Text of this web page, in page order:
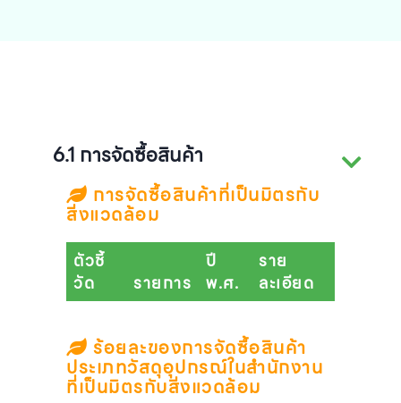
6.1 การจัดซื้อสินค้า
การจัดซื้อสินค้าที่เป็นมิตรกับ
สิ่งแวดล้อม
ตัวชี้
วัด
รายการ
ปี
พ.ศ.
ราย
ละเอียด
ร้อยละของการจัดซื้อสินค้า
ประเภทวัสดุอุปกรณ์ในสำนักงาน
ที่เป็นมิตรกับสิ่งแวดล้อม